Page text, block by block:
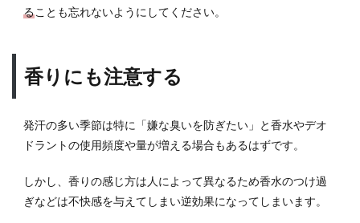
ることも忘れないようにしてください。
香りにも注意する
発汗の多い季節は特に「嫌な臭いを防ぎたい」と香水やデオ
ドラントの使用頻度や量が増える場合もあるはずです。
しかし、香りの感じ方は人によって異なるため香水のつけ過
ぎなどは不快感を与えてしまい逆効果になってしまいます。